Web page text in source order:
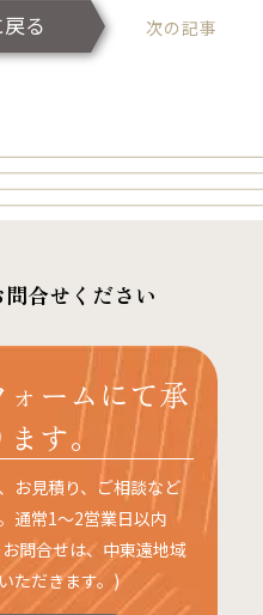
る 次の記事
合せください
ームにて承
す。
お見積り、ご相談など
通常1〜2営業日以内
問合せは、中東遠地域
ただきます。)